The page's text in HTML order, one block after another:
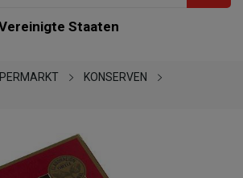
Staaten
KONSERVEN